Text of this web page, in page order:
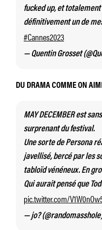
fucked up, et totalement
définitivement un de
#Cannes2023
— Quentin Grosset
DU DRAMA COMME ON
MAY DECEMBER est
surprenant du festival.
Une sorte de Persona
javellisé, bercé par les
tabloïd vénéneux. En
Qui aurait pensé que
pic.twitter.com/
— jo?